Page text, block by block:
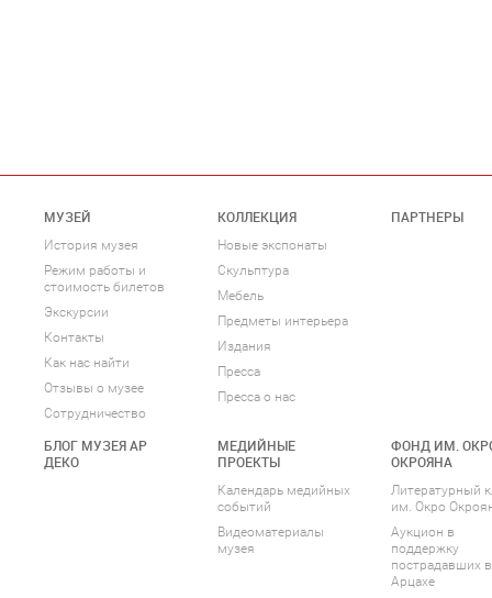
МУЗЕЙ
История музея
Режим работы и
стоимость билетов
Экскурсии
Контакты
Как нас найти
Отзывы о музее
Сотрудничество
КОЛЛЕКЦИЯ
Новые экспонаты
Скульптура
Мебель
Предметы интерьера
Издания
Пресса
Пресса о нас
ПАРТНЕРЫ
БЛОГ МУЗЕЯ АР
ДЕКО
МЕДИЙНЫЕ
ПРОЕКТЫ
Календарь медийных
событий
Видеоматериалы
музея
ФОНД ИМ.
ОКРОЯНА
Литературный
им. Окро
Аукцион в
поддержку
пострадавших в
Арцахе